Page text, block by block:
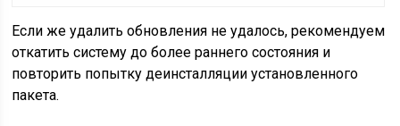
Если же удалить обновления не удалось, рекомендуем
откатить систему до более раннего состояния и
повторить попытку деинсталляции установленного
пакета.